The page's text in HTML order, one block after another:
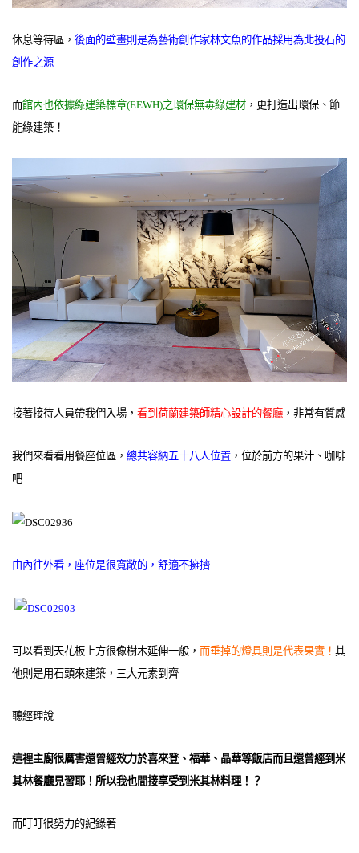
休息等待區， 後面的壁畫則是為藝術創作家林文魚的作品採用為北投石的
創作之源
而館內也依據綠建築標章(EEWH)之環保無毒綠建材 ，更打造出環保、節
能綠建築！
接著接待人員帶我們入場， 看到荷蘭建築師精心設計的餐廳 ，非常有質感
我們來看看用餐座位區， 總共容納五十八人位置 ，位於前方的果汁、咖啡
吧
由內往外看，座位是很寬敞的，舒適不擁擠
可以看到天花板上方很像樹木延伸一般， 而垂掉的燈具則是代表果實！ 其
他則是用石頭來建築，三大元素到齊
聽經理說
這裡主廚很厲害還曾經效力於喜來登、福華、晶華等飯店而且還曾經到米
其林餐廳見習耶！所以我也間接享受到米其林料理！？
而叮叮很努力的紀錄著